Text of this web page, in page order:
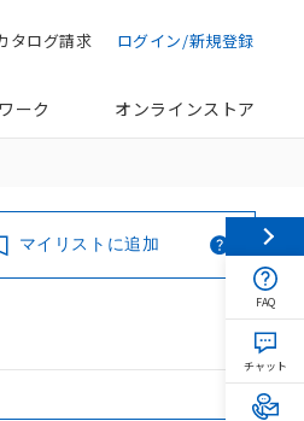
ログイン/新規登録
タログ請求
ーク オンラインストア
マイリストに追加
FAQ
チャット